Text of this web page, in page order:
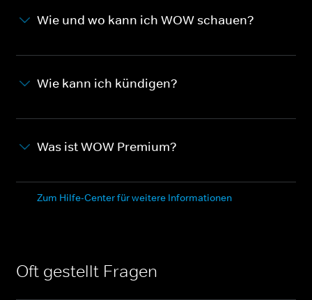
Wie und wo kann ich WOW schauen?
Wie kann ich kündigen?
Was ist WOW Premium?
Zum Hilfe-Center für weitere Informationen
Oft gestellt Fragen